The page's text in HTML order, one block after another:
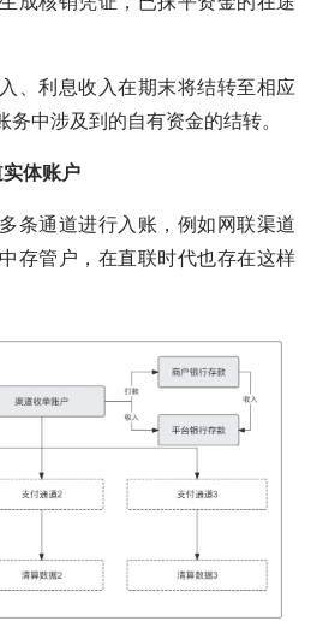
、利息收入在期末将结转至相应
务中涉及到的自有资金的结转。
实体账户
条通道进行入账，例如网联渠道
存管户，在直联时代也存在这样